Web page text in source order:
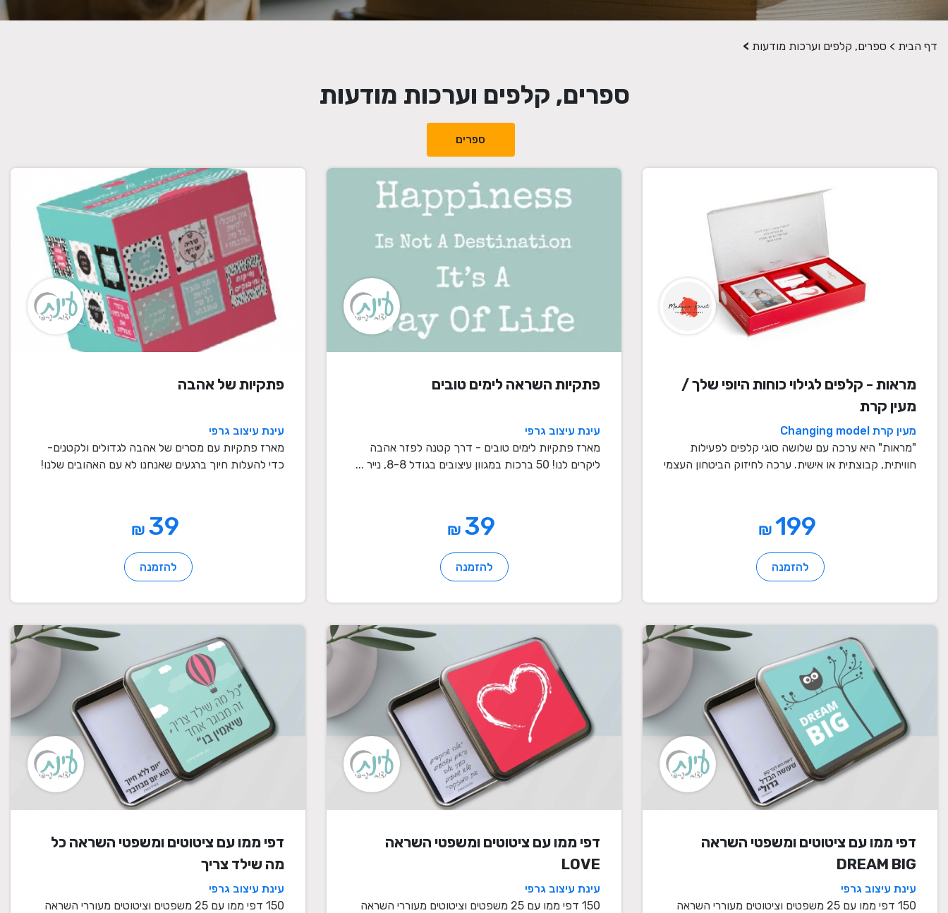
דף הבית > ספרים, קלפים וערכות מודעות >
ספרים, קלפים וערכות מודעות
ספרים
מראות - קלפים לגילוי כוחות היופי שלך /
מעין קרת
מעין קרת Changing model
"מראות" היא ערכה עם שלושה סוגי קלפים לפעילות
חוויתית, קבוצתית או אישית. ערכה לחיזוק הביטחון העצמי
₪
להזמנה
פתקיות השראה לימים טובים
עינת עיצוב גרפי
מארז פתקיות לימים טובים - דרך קטנה לפזר אהבה
ליקרים לנו! 50 ברכות במגוון עיצובים בגודל 8-8, נייר ...
₪
להזמנה
פתקיות של אהבה
עינת עיצוב גרפי
מארז פתקיות עם מסרים של אהבה לגדולים ולקטנים-
כדי להעלות חיוך ברגעים שאנחנו לא עם האהובים שלנו!
₪
להזמנה
דפי ממו עם ציטוטים ומשפטי השראה
DREAM BIG
עינת עיצוב גרפי
150 דפי ממו עם 25 משפטים וציטוטים מעוררי השראה
דפי ממו עם ציטוטים ומשפטי השראה
LOVE
עינת עיצוב גרפי
150 דפי ממו עם 25 משפטים וציטוטים מעוררי השראה
דפי ממו עם ציטוטים ומשפטי השראה כל
מה שילד צריך
עינת עיצוב גרפי
150 דפי ממו עם 25 משפטים וציטוטים מעוררי השראה